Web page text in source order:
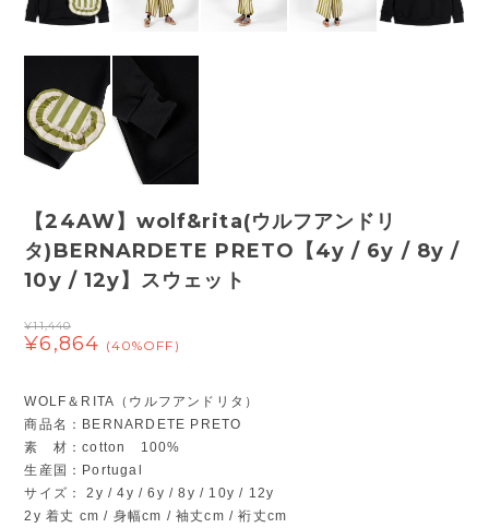
【24AW】wolf&rita(ウルフアンドリ
タ)BERNARDETE PRETO【4y / 6y / 8y /
10y / 12y】スウェット
¥11,440
¥6,864 (40%OFF)
WOLF＆RITA（ウルフアンドリタ）
商品名：BERNARDETE PRETO
素 材：cotton 100%
生産国：Portugal
サイズ： 2y / 4y / 6y / 8y / 10y / 12y
2y 着丈 cm / 身幅cm / 袖丈cm / 裄丈cm